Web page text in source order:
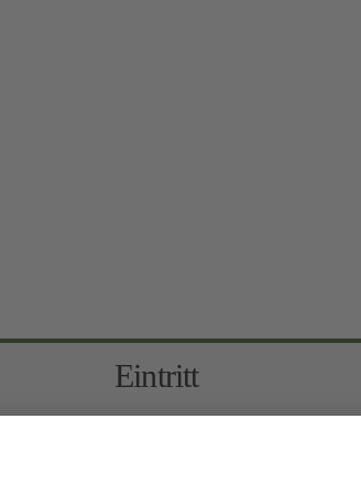
Eintritt
Kinder 6-12 Jahre: 3